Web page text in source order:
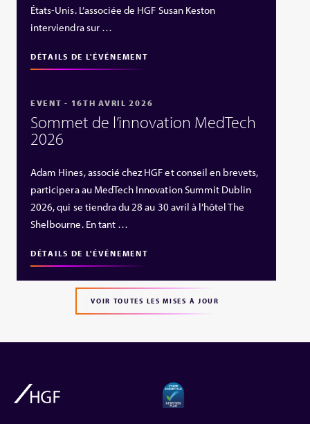
États‑Unis. L’associée de HGF Susan Keston
interviendra sur …
DÉTAILS DE L'ÉVÉNEMENT
EVENT - 16TH AVRIL 2026
Sommet de l’innovation MedTech
2026
Adam Hines, associé chez HGF et conseil en brevets,
participera au MedTech Innovation Summit Dublin
2026, qui se tiendra du 28 au 30 avril à l’hôtel The
Shelbourne. En tant …
DÉTAILS DE L'ÉVÉNEMENT
VOIR TOUTES LES MISES À JOUR